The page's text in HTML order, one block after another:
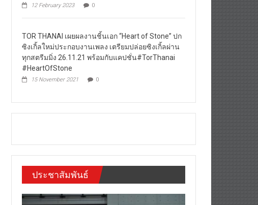
12 February 2023 0
TOR THANAI เผยผลงานชิ้นเอก “Heart of Stone” ปก
ซิงเกิ้ลใหม่ประกอบงานเพลง เตรียมปล่อยซิงเกิ้ลผ่าน
ทุกสตรีมมิ่ง 26.11.21 พร้อมกับแคปชั่น#TorThanai
#HeartOfStone
15 November 2021 0
ประชาสัมพันธ์